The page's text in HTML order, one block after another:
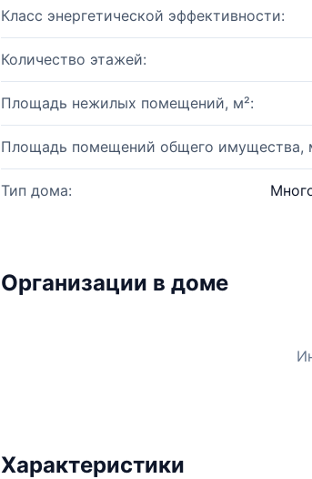
Класс энергетической эффективности:
Количество этажей:
Площадь нежилых помещений, м²:
Площадь помещений общего имущества,
Тип дома:
Организации в доме
Характеристики